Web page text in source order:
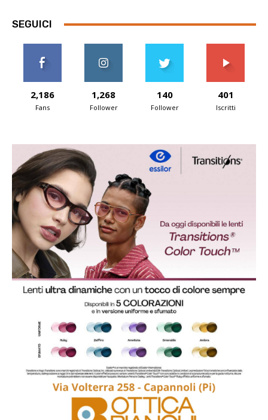
SEGUICI
2,186
Fans
1,268
Follower
140
Follower
401
Iscritti